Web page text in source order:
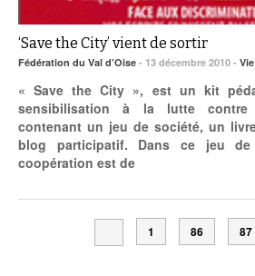
‘Save the City’ vient de sortir
Fédération du Val d’Oise - 13 décembre 2010 -
« Save the City », est un kit
sensibilisation à la lutte contre
contenant un jeu de société, un
blog participatif. Dans ce jeu
coopération est de
1 86 87